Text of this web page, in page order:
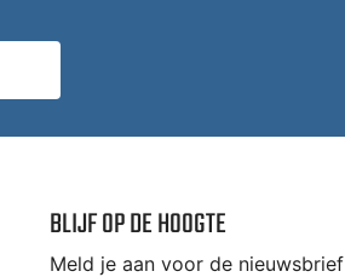
BLIJF OP DE HOOGTE
Meld je aan voor de nieuwsbrief